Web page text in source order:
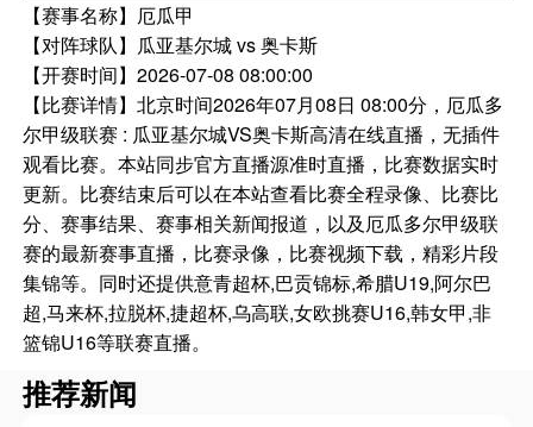
【赛事名称】 厄瓜甲
【对阵球队】 瓜亚基尔城 vs 奥卡斯
【开赛时间】2026-07-08 08:00:00
【比赛详情】北京时间2026年07月08日 08:00分，厄瓜多
尔甲级联赛 : 瓜亚基尔城VS奥卡斯高清在线直播，无插件
观看比赛。本站同步官方直播源准时直播，比赛数据实时
更新。比赛结束后可以在本站查看比赛全程录像、比赛比
分、赛事结果、赛事相关新闻报道，以及厄瓜多尔甲级联
赛的最新赛事直播，比赛录像，比赛视频下载，精彩片段
集锦等。同时还提供意青超杯,巴贡锦标,希腊U19,阿尔巴
超,马来杯,拉脱杯,捷超杯,乌高联,女欧挑赛U16,韩女甲,非
篮锦U16等联赛直播。
推荐新闻